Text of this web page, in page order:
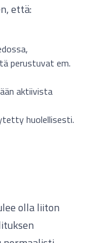
että:
perustuvat em.
aktiivista
huolellisesti.
olla liiton